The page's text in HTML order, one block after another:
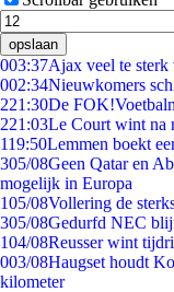
opslaan
003:37Ajax veel te sterk
002:34Nieuwkomers
221:30De
221:03Le Court wint na
119:50Lemmen boekt
305/08Geen Qatar en
mogelijk in Europa
105/08Vollering de
305/08Gedurfd NEC
104/08Reusser wint
003/08Haugset houdt
kilometer